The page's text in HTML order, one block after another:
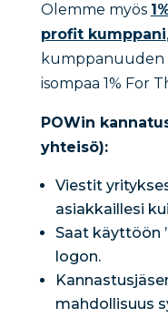
Olemme myös
profit kumppani
kumppanuuden
isompaa 1% For
POWin
yhteisö):
Viestit
asiakkaillesi
Saat käyttöön
logon.
mahdollisuus